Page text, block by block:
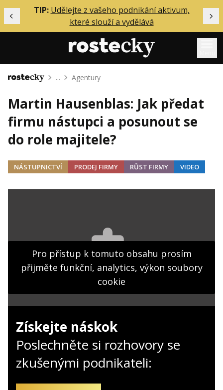
Předchozí
TIP: Udělejte z vašeho podnikání aktivum,
které slouží a vydělává
Mentoring
Podcasty
Solo
Akce
O mně
Obchodní podmínky
Hledaná fráze Hledat
Domů ... Agentury
Martin Hausenblas: Jak předat
firmu nástupci a posunout se
do role majitele?
NÁSTUPNICTVÍ PRODEJ FIRMY RŮST FIRMY VIDEO
Pro přístup k tomuto obsahu prosím
přijměte funkční, analytics, výkon soubory
cookie
Získejte náskok
Poslechněte si rozhovory se
zkušenými podnikateli: